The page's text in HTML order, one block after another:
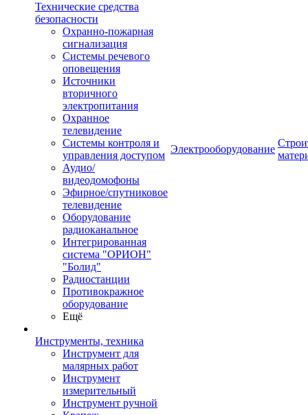
Технические средства
безопасности
Охранно-пожарная
сигнализация
Системы речевого
оповещения
Источники
вторичного
электропитания
Охранное
телевидение
Системы контроля и
управления доступом
Аудио/
видеодомофоны
Эфирное/спутниковое
телевидение
Оборудование
радиоканальное
Интегрированная
система "ОРИОН"
"Болид"
Радиостанции
Противокражное
оборудование
Ещё
Инструменты, техника
Инструмент для
малярных работ
Инструмент
измерительный
Инструмент ручной
Электрооборудование